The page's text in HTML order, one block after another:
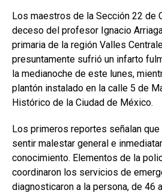
Los maestros de la Sección 22 de
deceso del profesor Ignacio
primaria de la región Valles
presuntamente sufrió un infarto
la medianoche de este lunes,
plantón instalado en la calle 5 de
Histórico de la Ciudad de México.
Los primeros reportes señalan
sentir malestar general e
conocimiento. Elementos de la
coordinaron los servicios de
diagnosticaron a la persona, de 46